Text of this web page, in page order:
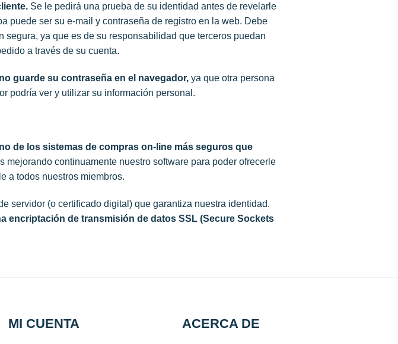
Se le pedirá una prueba de su identidad antes de revelarle
puede ser su e-mail y contraseña de registro en la web. Debe
segura, ya que es de su responsabilidad que terceros puedan
a través de su cuenta.
guarde su contraseña en el navegador, ya que otra persona
podría ver y utilizar su información personal.
de los sistemas de compras on-line más seguros que
mejorando continuamente nuestro software para poder ofrecerle
a todos nuestros miembros.
servidor (o certificado digital) que garantiza nuestra identidad.
encriptación de transmisión de datos SSL (Secure Sockets
MI CUENTA ACERCA DE